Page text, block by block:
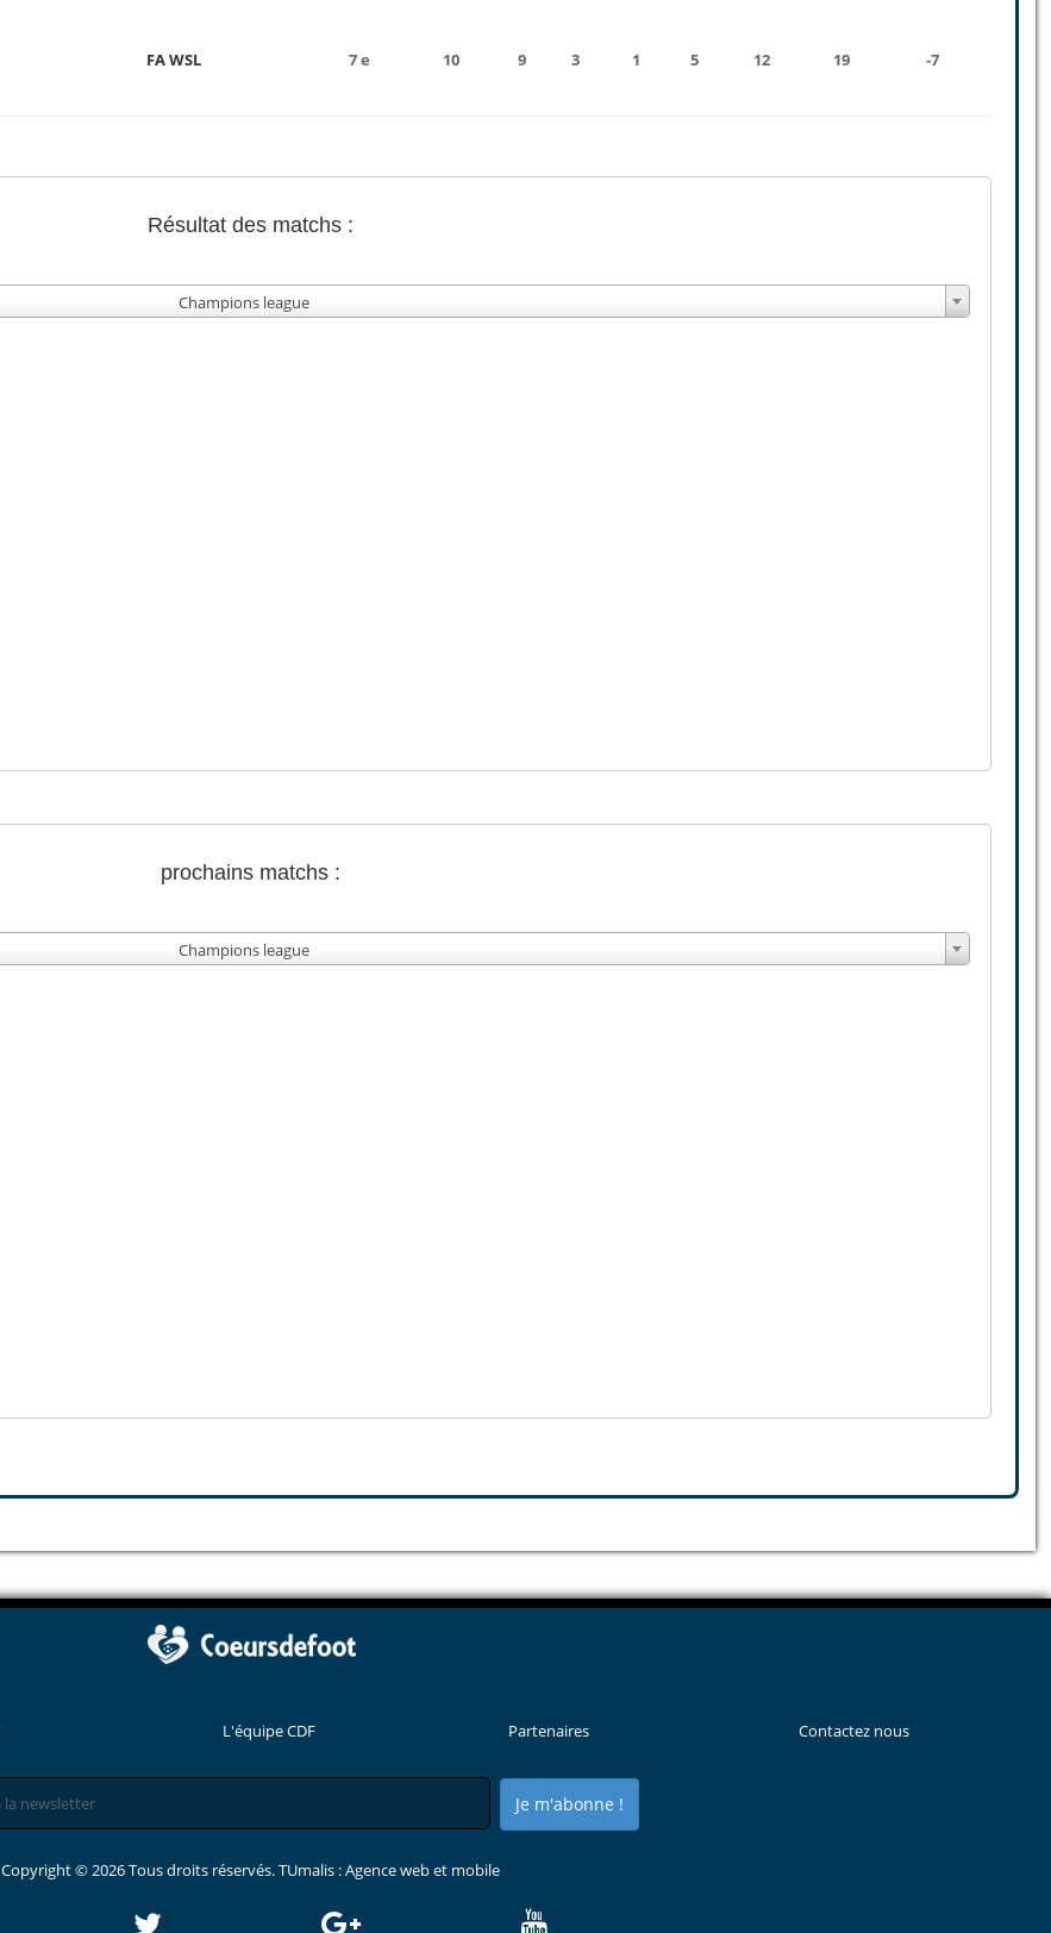
FA WSL 7 e 10 9 3 1 5 12 19 -7
Résultat des matchs :
Champions league
prochains matchs :
Champions league
L'équipe CDF Partenaires Contactez nous
Je m'abonne !
Copyright © 2026 Tous droits réservés. TUmalis : Agence web et mobile